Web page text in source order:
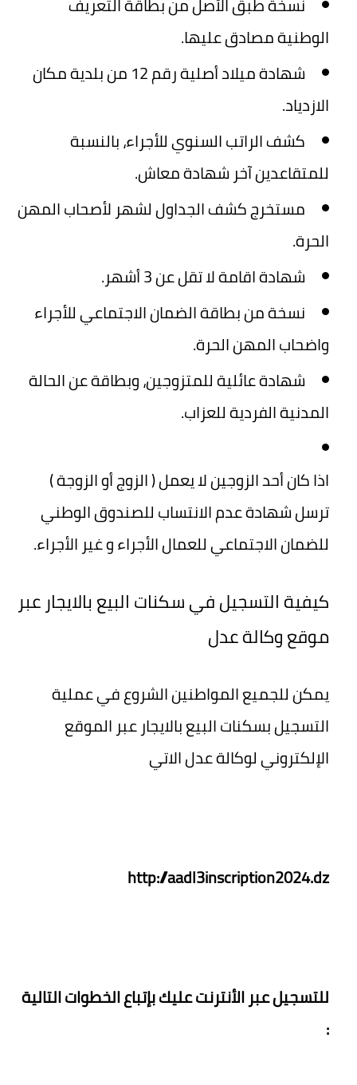
الوطنية مصادق عليها.
شهادة ميلاد أصلية رقم 12 من بلدية مكان
الازدياد.
كشف الراتب السنوي للأجراء، بالنسبة
للمتقاعدين آخر شهادة معاش.
مستخرج كشف الجداول لشهر لأصحاب المهن
الحرة.
شهادة اقامة لا تقل عن 3 أشهر.
نسخة من بطاقة الضمان الاجتماعي للأجراء
واضحاب المهن الحرة.
شهادة عائلية للمتزوجين، وبطاقة عن الحالة
المدنية الفردية للعزاب.
اذا كان أحد الزوجين لا يعمل ( الزوج أو الزوجة )
ترسل شهادة عدم الانتساب للصندوق الوطني
للضمان الاجتماعي للعمال الأجراء و غير الأجراء.
كيفية التسجيل في سكنات البيع بالايجار عبر
موقع وكالة عدل
يمكن للجميع المواطنين الشروع في عملية
التسجيل بسكنات البيع بالايجار عبر الموقع
الإلكتروني لوكالة عدل الاتي
http://aadl3inscription2024.dz
للتسجيل عبر الأنترنت عليك بإتباع الخطوات التالية
: